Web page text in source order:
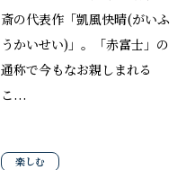
斎の代表作「凱風快晴(がいふ
うかいせい)」。「赤富士」の
通称で今もなお親しまれる
こ...
楽しむ